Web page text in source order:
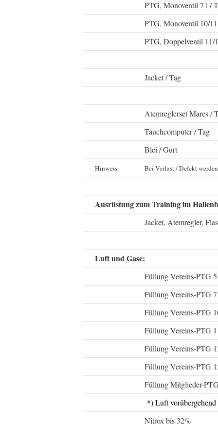
PTG, Monoventil 7 l /
PTG, Monoventil 10/
PTG, Doppelventil 11/
Jacket / Tag
Atemreglerset Mares /
Tauchcomputer / Tag
Blei / Gurt
Hinweis: Bei Verlust / Defekt
Ausrüstung zum Training im
Jacket, Atemregler,
Luft und Gase:
Füllung Vereins-PTG
Füllung Vereins-PTG
Füllung Vereins-PTG
Füllung Vereins-PTG
Füllung Vereins-PTG
Füllung Vereins-PTG
Füllung Mitglieder-
*) Luft vorübergehend
Nitrox bis 32%